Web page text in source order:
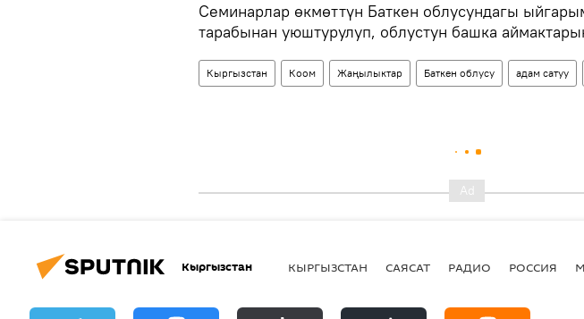
Семинарлар өкмөттүн Баткен облусундагы
тарабынан уюштурулуп, облустун башка
Кыргызстан Коом Жаңылыктар Баткен облусу адам сатуу
Кыргызстан КЫРГЫЗСТАН САЯСАТ РАДИО РОССИЯ